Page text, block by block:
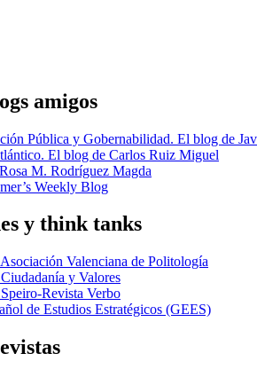
amigos
Pública y Gobernabilidad. El blog de
El blog de Carlos Ruiz Miguel
M. Rodríguez Magda
Weekly Blog
y think tanks
Valenciana de Politología
y Valores
Revista Verbo
de Estudios Estratégicos (GEES)